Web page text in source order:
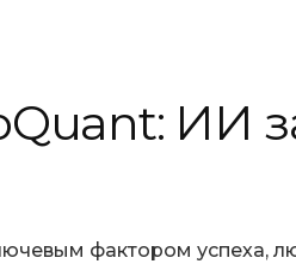
ИИ
фактором успеха,